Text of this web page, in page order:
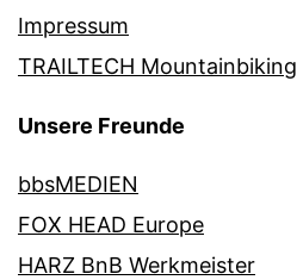
Impressum
TRAILTECH Mountainbiking
Unsere Freunde
bbsMEDIEN
FOX HEAD Europe
HARZ BnB Werkmeister